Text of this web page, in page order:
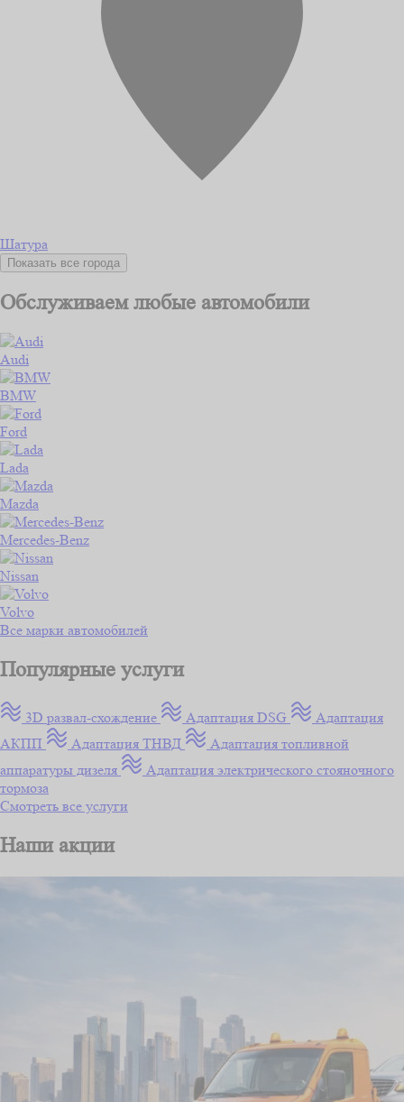
Шатура
Показать все города
Обслуживаем любые автомобили
Audi
BMW
Ford
Lada
Mazda
Mercedes-Benz
Nissan
Volvo
Все марки автомобилей
Популярные услуги
3D развал-схождение Адаптация DSG
Адаптация
АКПП
Адаптация ТНВД
Адаптация топливной
аппаратуры дизеля
Адаптация электрического стояночного
тормоза
Смотреть все услуги
Наши акции